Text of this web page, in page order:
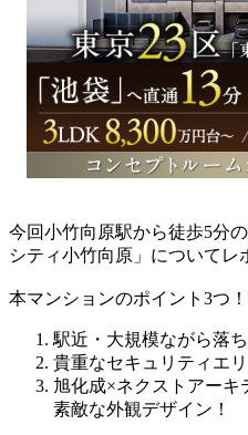
今回小竹向原駅から徒歩5分
シティ小竹向原」についてレ
本マンションのポイント3つ！
駅近・大規模ながら落
貴重なセキュリティエ
旭化成×ネクストアー
素敵な外観デザイン！